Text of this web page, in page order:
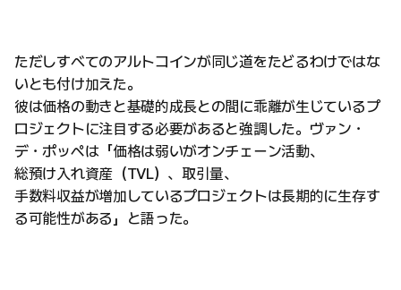
ただしすべてのアルトコインが同じ道をたどるわけではな
いとも付け加えた。
彼は価格の動きと基礎的成長との間に乖離が生じているプ
ロジェクトに注目する必要があると強調した。ヴァン・
デ・ポッペは「価格は弱いがオンチェーン活動、
総預け入れ資産（TVL）、取引量、
手数料収益が増加しているプロジェクトは長期的に生存す
る可能性がある」と語った。